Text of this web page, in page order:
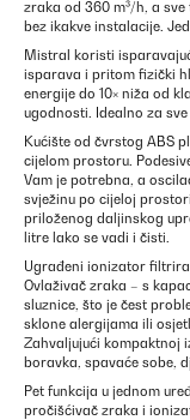
zraka od 360 m³/h, a
bez ikakve instalacije.
Mistral koristi
isparava i pritom fizički
energije do 10× niža od
ugodnosti. Idealno za
Kućište od čvrstog ABS
cijelom prostoru.
Vam je potrebna, a
svježinu po cijeloj
priloženog daljinskog
litre lako se vadi i čisti.
Ugrađeni ionizator
Ovlaživač zraka – s
sluznice, što je čest
sklone alergijama ili
Zahvaljujući kompaktnoj
boravka, spavaće sobe,
Pet funkcija u jednom
pročišćivač zraka i